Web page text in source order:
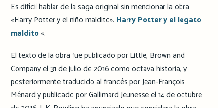
Es difícil hablar de la saga original sin mencionar la obra
«Harry Potter y el niño maldito». Harry Potter y el legato
maldito «.
El texto de la obra fue publicado por Little, Brown and
Company el 31 de julio de 2016 como octava historia, y
posteriormente traducido al francés por Jean-François
Ménard y publicado por Gallimard Jeunesse el 14 de octubre